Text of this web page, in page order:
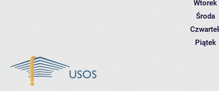
Wtorek
Środa
Piątek